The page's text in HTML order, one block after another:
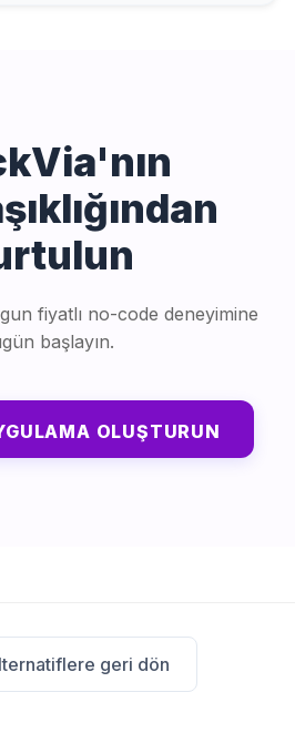
fiyatlı no-code deneyimine
başlayın.
OLUŞTURUN
geri dön